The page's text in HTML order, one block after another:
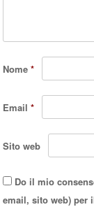
Nome*
Email*
Sito web
Do il mio
email, sito web) per